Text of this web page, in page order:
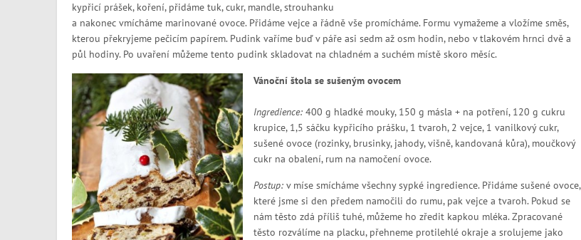
kypřicí prášek, koření, přidáme tuk, cukr, mandle, strouhanku
a nakonec vmícháme marinované ovoce. Přidáme vejce a řádně vše promícháme. Formu vymažeme a vložíme směs,
kterou překryjeme pečicím papírem. Pudink vaříme buď v páře asi sedm až osm hodin, nebo v tlakovém hrnci dvě a
půl hodiny. Po uvaření můžeme tento pudink skladovat na chladném a suchém místě skoro měsíc.
Vánoční štola se sušeným ovocem
Ingredience:400 g hladké mouky, 150 g másla + na potření, 120 g cukru
krupice, 1,5 sáčku kypřicího prášku, 1 tvaroh, 2 vejce, 1 vanilkový cukr,
sušené ovoce (rozinky, brusinky, jahody, višně, kandovaná kůra), moučkový
cukr na obalení, rum na namočení ovoce.
Postup:v míse smícháme všechny sypké ingredience. Přidáme sušené ovoce,
které jsme si den předem namočili do rumu, pak vejce a tvaroh. Pokud se
nám těsto zdá příliš tuhé, můžeme ho zředit kapkou mléka. Zpracované
těsto rozválíme na placku, přehneme protilehlé okraje a srolujeme jako